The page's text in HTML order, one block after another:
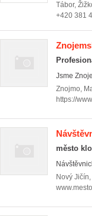
Tábor,
+420 381
Jsme
Znojmo,
https://
město
Nový Jičín,